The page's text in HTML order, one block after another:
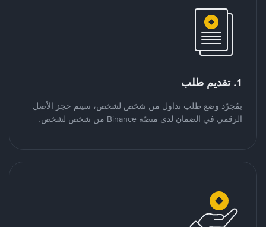
1. تقديم طلب
بمُجرّد وضع طلب تداول من شخص لشخص، سيتم حجز الأصل
الرقمي في الضمان لدى منصّة Binance من شخص لشخص.